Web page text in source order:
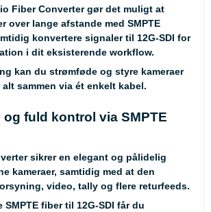
Fiber Converter gør det muligt at
over lange afstande med SMPTE
konvertere signaler til 12G-SDI for
i dit eksisterende workflow.
kan du strømføde og styre kameraer
sammen via ét enkelt kabel.
fuld kontrol via SMPTE
sikrer en elegant og pålidelig
kameraer, samtidig med at den
video, tally og flere returfeeds.
SMPTE fiber til 12G-SDI får du